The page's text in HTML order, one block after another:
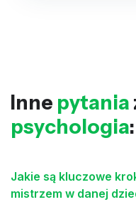
Inne pytania
psychologia:
Jakie są kluczowe
mistrzem w danej